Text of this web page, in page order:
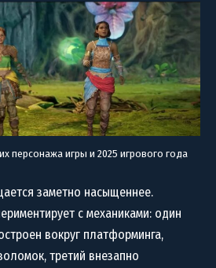
персонажа игры и 2025 игрового года
заметно насыщеннее.
с механиками: один
вокруг платформинга,
третий внезапно